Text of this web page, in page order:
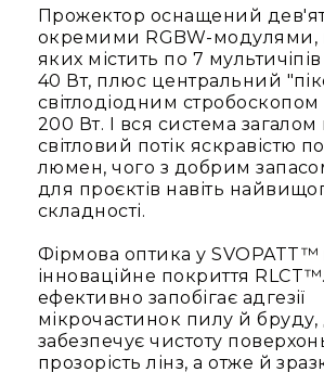
системи
Бари
Системи
перекладу
екскурсійні
системи
службового
зв'язку
Панелі
керування
Процесори
Прожектор оснащений
окремими RGBW-модулями,
яких містить по 7
40 Вт, плюс центральний
світлодіодним стробоскопом
200 Вт. І вся система загалом
світловий потік яскравістю
люмен, чого з добрим
для проєктів навіть
складності.
Фірмова оптика у SVOPATT™
інноваційне покриття
ефективно запобігає адгезії
мікрочастинок пилу й
забезпечує чистоту
прозорість лінз, а отже й